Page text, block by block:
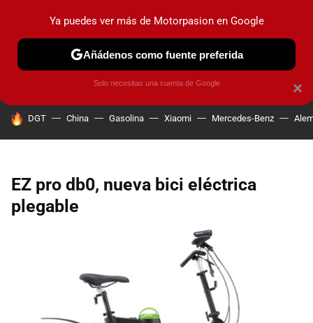
PRUEBAS COCHES ELÉCTRICOS OBSERVATORIO
HOY SE HABLA DE
DGT China Gasolina Xiaomi Mercedes-Benz
EZ pro db0, nueva bici eléctrica
plegable
×
Ya puedes ver más de Motorpasion en Google
Añádenos como fuente preferida
Solo necesitas una cuenta de Google